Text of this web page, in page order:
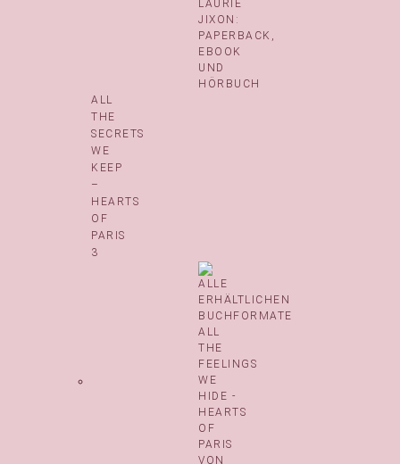
ALL
THE
SECRETS
WE
KEEP
–
HEARTS
OF
PARIS
3